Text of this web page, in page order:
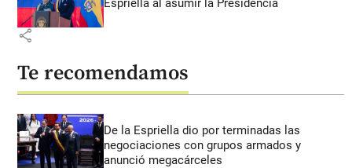
Espriella al asumir la Presidencia
share
Te recomendamos
De la Espriella dio por terminadas las
negociaciones con grupos armados y
anunció megacárceles